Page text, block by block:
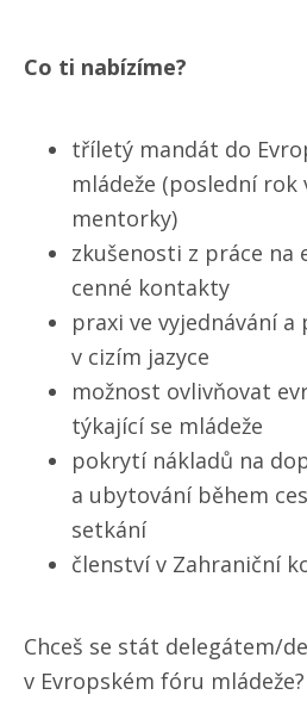
Co ti nabízíme?
tříletý mandát do
mládeže (poslední
mentorky)
zkušenosti z práce na
cenné kontakty
praxi ve vyjednávání
v cizím jazyce
možnost ovlivňovat
týkající se mládeže
pokrytí nákladů na
a ubytování během
setkání
členství v Zahraniční
Chceš se stát delegátem/​
v Evropském fóru mládeže?